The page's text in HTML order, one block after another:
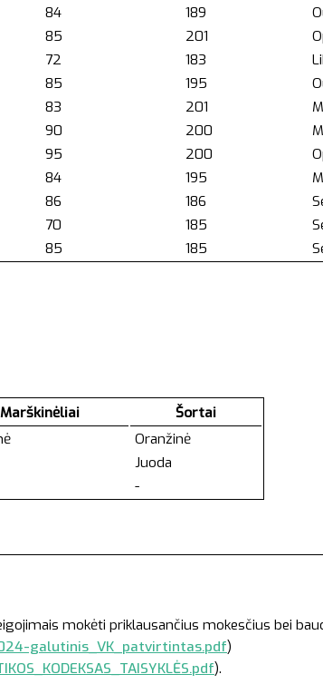
84 189
85 201
72 183
85 195
83 201
90 200
95 200
84 195
86 186
70 185
85 185
Marškinėliai
Šortai
Oranžinė
Juoda
-
mokėti priklausančius mokesčius bei
galutinis_VK_patvirtintas.pdf)
).